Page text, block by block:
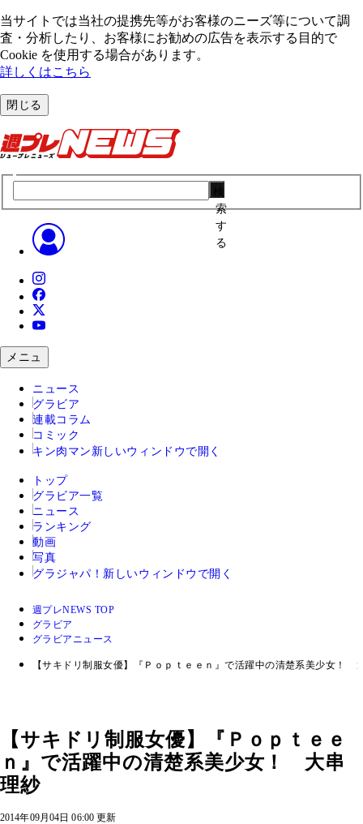
当サイトでは当社の提携先等がお客様のニーズ等について調
査・分析したり、お客様にお勧めの広告を表⽰する⽬的で
Cookie を使⽤する場合があります。
詳しくはこちら
閉じる
索
す
る
メニュ
ニュース
グラビア
連載コラム
コミック
キン肉マン 新しいウィンドウで開く
トップ
グラビア一覧
ニュース
ランキング
動画
写真
グラジャパ！ 新しいウィンドウで開く
週プレNEWS TOP
グラビア
グラビアニュース
【サキドリ制服女優】『Ｐｏｐｔｅｅｎ』で活躍中の清楚系美少女！
【サキドリ制服女優】『Ｐｏｐｔｅｅ
ｎ』で活躍中の清楚系美少女！ 大串
理紗
2014年09月04日 06:00 更新